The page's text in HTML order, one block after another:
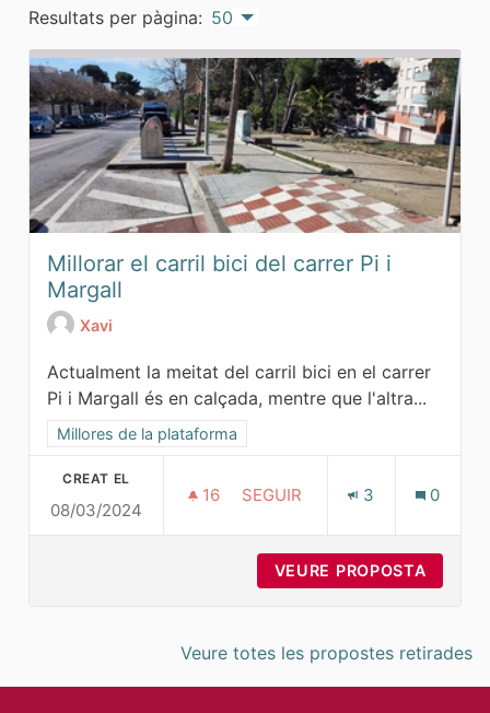
Resultats per pàgina: 50
Millorar el carril bici del carrer Pi i
Margall
Xavi
Actualment la meitat del carril bici en el carrer
Pi i Margall és en calçada, mentre que l'altra...
Resultats al filtrar per l'àmbit: Millores de la plataforma
Millores de la plataforma
CREAT EL
08/03/2024
16 16 SEGUIDORES
SEGUIR 3 0
VEURE PROPOSTA
Veure totes les propostes retirades